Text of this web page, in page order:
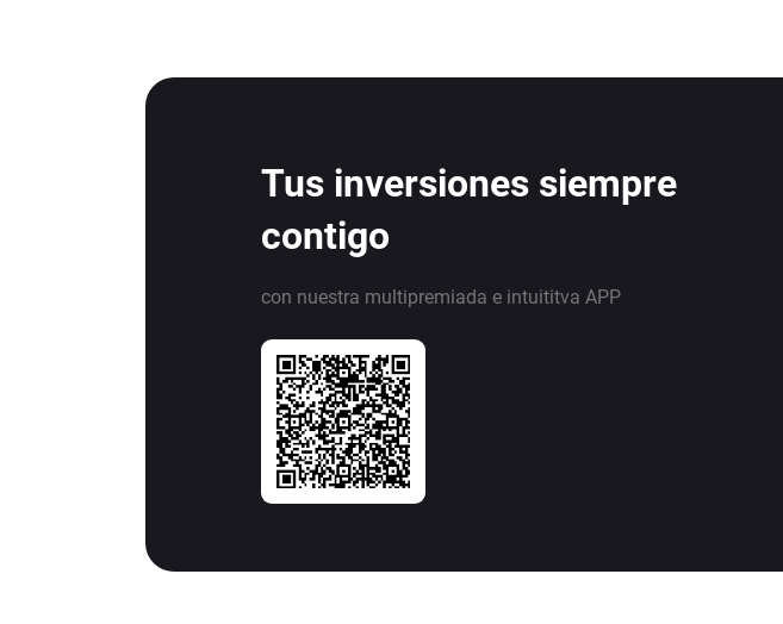
Tus inversiones siempre
contigo
con nuestra multipremiada e intuititva APP